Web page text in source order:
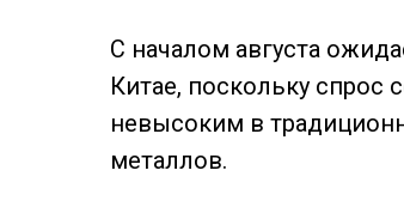
С началом августа
Китае, поскольку спрос
невысоким в
металлов.